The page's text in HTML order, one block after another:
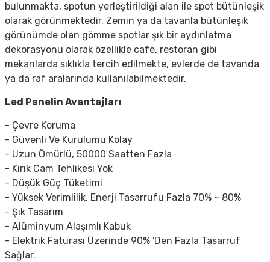
bulunmakta, spotun yerleştirildiği alan ile spot bütünleşik
olarak görünmektedir. Zemin ya da tavanla bütünleşik
görünümde olan gömme spotlar şık bir aydınlatma
dekorasyonu olarak özellikle cafe, restoran gibi
mekanlarda sıklıkla tercih edilmekte, evlerde de tavanda
ya da raf aralarında kullanılabilmektedir.
Led Panelin Avantajları
- Çevre Koruma
- Güvenli Ve Kurulumu Kolay
- Uzun Ömürlü, 50000 Saatten Fazla
- Kırık Cam Tehlikesi Yok
- Düşük Güç Tüketimi
- Yüksek Verimlilik, Enerji Tasarrufu Fazla 70% ~ 80%
- Şık Tasarım
- Alüminyum Alaşımlı Kabuk
- Elektrik Faturası Üzerinde 90% 'Den Fazla Tasarruf
Sağlar.